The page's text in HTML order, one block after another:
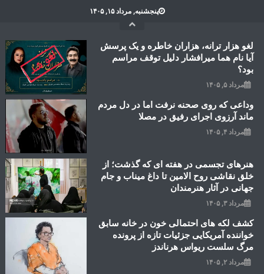
پنجشنبه, مرداد ۱۵, ۱۴۰۵
لغو هزار ترانه، هزاران خاطره و یک پرسش
آیا نام هما میرافشار دلیل توقف مراسم
بود؟
مرداد ۵, ۱۴۰۵
وداعی که روی صحنه نرفت اما در دل مردم
ماند آرزوی اجرای رفیق در مصلا
مرداد ۴, ۱۴۰۵
هنرهای تجسمی در هفته ای که گذشت؛ از
خلق نقاشی روح الامین تا داغ میناب و جام
جهانی در آثار هنرمندان
مرداد ۳, ۱۴۰۵
کشف لکه های احتمالی خون در خانه سابق
خواننده آمریکایی جزئیات تازه از پرونده
مرگ سلست ریواس هرناندز
مرداد ۲, ۱۴۰۵